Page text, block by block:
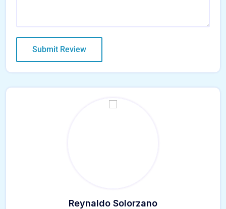
Reynaldo Solorzano